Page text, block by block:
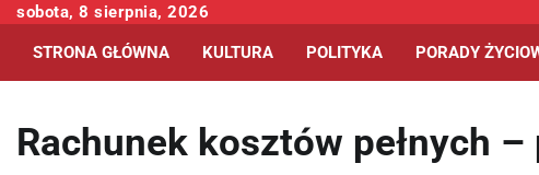
Skip
content
sobota, 8 sierpnia, 2026
STRONA GŁÓWNA KULTURA POLITYKA PORADY
Rachunek kosztów pełnych